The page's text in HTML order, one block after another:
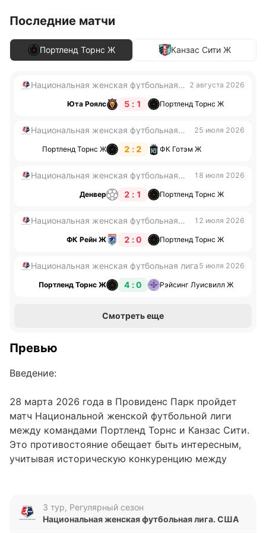
Последние матчи
Портленд Торнс Ж Канзас Сити Ж
Национальная женская футбольная
2 августа 2026
Юта Роялс 5 : 1 Портленд Торнс Ж
Национальная женская футбольная
25 июля 2026
Портленд Торнс Ж 2 : 2 ФК Готэм Ж
Национальная женская футбольная
18 июля 2026
Денвер 2 : 1 Портленд Торнс Ж
Национальная женская футбольная
12 июля 2026
ФК Рейн Ж 2 : 0 Портленд Торнс Ж
Национальная женская футбольная лига 5 июля 2026
Портленд Торнс Ж 4 : 0 Рэйсинг Луисвилл Ж
Смотреть еще
Превью
Введение:
28 марта 2026 года в Провиденс Парк пройдет
матч Национальной женской футбольной лиги
между командами Портленд Торнс и Канзас Сити.
Это противостояние обещает быть интересным,
учитывая историческую конкуренцию между
может стать важным шагом к достижению их
целей.
3 тур, Регулярный сезон
Национальная женская футбольная лига. США